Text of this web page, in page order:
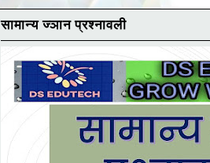
सामान्य ज्ञान प्रश्नावली